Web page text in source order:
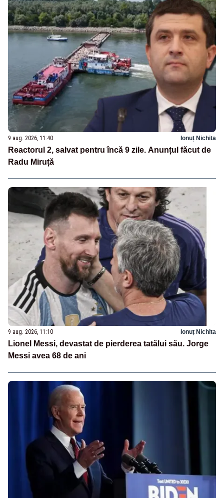
9 aug. 2026, 11:40 Ionuț Nichita
Reactorul 2, salvat pentru încă 9 zile. Anunțul făcut de
Radu Miruță
9 aug. 2026, 11:10 Ionuț Nichita
Lionel Messi, devastat de pierderea tatălui său. Jorge
Messi avea 68 de ani